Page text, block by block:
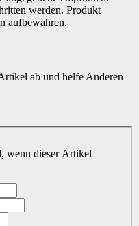
werden. Produkt
aufbewahren.
ab und helfe Anderen
wenn dieser Artikel